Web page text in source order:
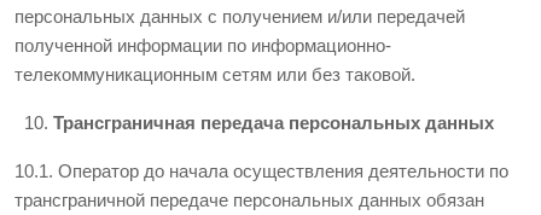
персональных данных с получением и/или передачей
полученной информации по информационно-
телекоммуникационным сетям или без таковой.
Трансграничная передача персональных данных
10.1. Оператор до начала осуществления деятельности по
трансграничной передаче персональных данных обязан